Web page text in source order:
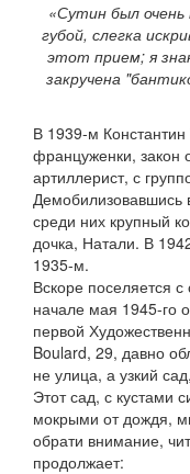
«Сутин был очень
губой, слегка
этот прием; я
закручена
В 1939-м
француженки, закон
артиллерист, с
Демобилизовавшись
среди них крупный
дочка, Натали. В
1935-м.
Вскоре поселяется
начале мая 1945-го
первой
Boulard, 29, давно
не улица, а узкий
Этот сад, с кустами
мокрыми от дождя,
обрати внимание,
продолжает: